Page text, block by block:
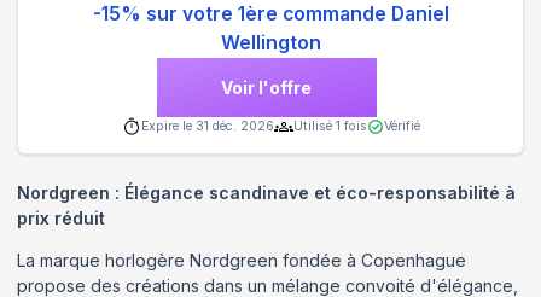
-15% sur votre 1ère commande Daniel
Wellington
Voir l'offre
Expire le 31 déc. 2026 Utilisé 1 fois Vérifié
Nordgreen : Élégance scandinave et éco-responsabilité à
prix réduit
La marque horlogère Nordgreen fondée à Copenhague
propose des créations dans un mélange convoité d'élégance,